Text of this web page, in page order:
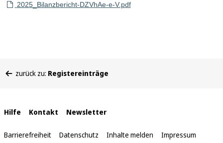
2025_Bilanzbericht-DZVhAe-e-V.pdf
befinden
zurück zu: Registereinträge
Interne
Links
Hilfe Kontakt Newsletter
Barrierefreiheit Datenschutz Inhalte melden Impressum